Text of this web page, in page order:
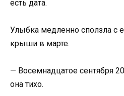
есть дата.
Улыбка медленно сползла с
крыши в марте.
— Восемнадцатое сентября
она тихо.